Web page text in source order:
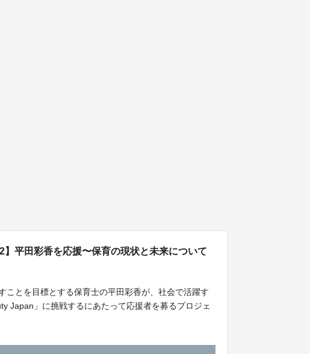
】平田彩香を応援〜保育の現状と未来について
ことを目標とする保育士の平田彩香が、社会で活躍す
Japan」に挑戦するにあたって応援者を募るプロジェ